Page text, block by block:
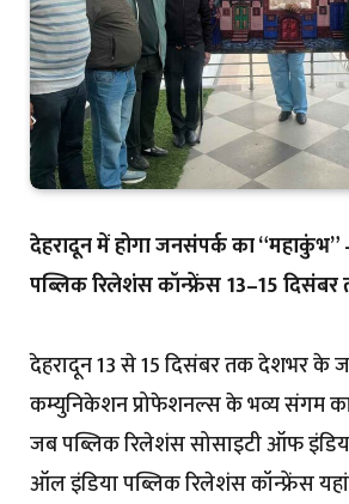
देहरादून में होगा जनसंपर्क का
पब्लिक रिलेशंस कॉन्फ्रेंस 13–15
देहरादून 13 से 15 दिसंबर तक देशभर के
कम्युनिकेशन प्रोफेशनल्स के भव्य संगम का
जब पब्लिक रिलेशंस सोसाइटी ऑफ
ऑल इंडिया पब्लिक रिलेशंस कॉन्फ्रेंस